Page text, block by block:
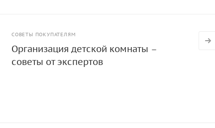
СОВЕТЫ ПОКУПАТЕЛЯМ
Организация детской комнаты –
советы от экспертов